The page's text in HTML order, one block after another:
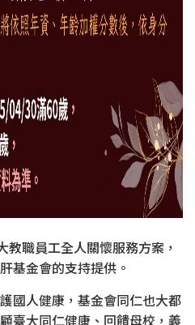
教職員工全人關懷服務方案，
基金會的支持提供。
國人健康，基金會同仁也大都
臺大同仁健康、回饋母校，義